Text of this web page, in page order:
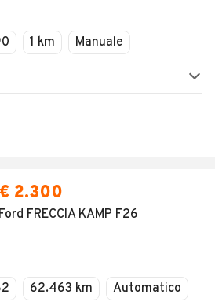
1 km Manuale
€ 2.300
Ford FRECCIA KAMP F26
62.463 km Automatico